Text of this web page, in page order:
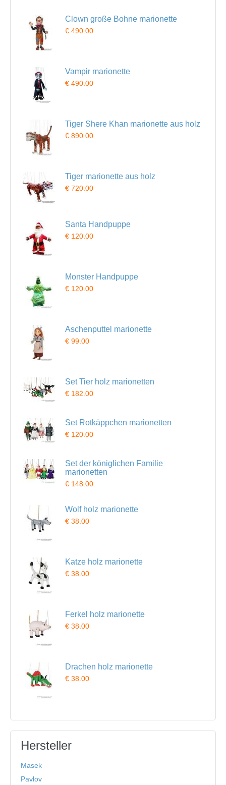
Clown große Bohne marionette
€ 490.00
Vampir marionette
€ 490.00
Tiger Shere Khan marionette aus holz
€ 890.00
Tiger marionette aus holz
€ 720.00
Santa Handpuppe
€ 120.00
Monster Handpuppe
€ 120.00
Aschenputtel marionette
€ 99.00
Set Tier holz marionetten
€ 182.00
Set Rotkäppchen marionetten
€ 120.00
Set der königlichen Familie
marionetten
€ 148.00
Wolf holz marionette
€ 38.00
Katze holz marionette
€ 38.00
Ferkel holz marionette
€ 38.00
Drachen holz marionette
€ 38.00
Hersteller
Masek
Pavlov